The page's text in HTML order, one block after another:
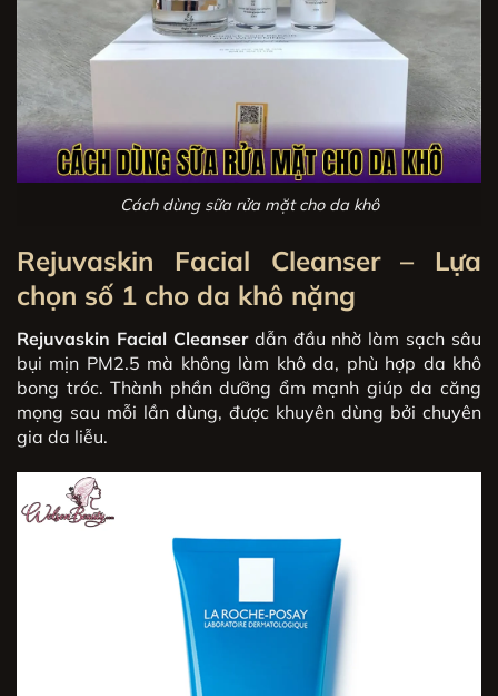
Cách dùng sữa rửa mặt cho da khô
Rejuvaskin Facial Cleanser – Lựa
chọn số 1 cho da khô nặng
Rejuvaskin Facial Cleanserdẫn đầu nhờ làm sạch sâu
bụi mịn PM2.5 mà không làm khô da, phù hợp da khô
bong tróc. Thành phần dưỡng ẩm mạnh giúp da căng
mọng sau mỗi lần dùng, được khuyên dùng bởi chuyên
gia da liễu.